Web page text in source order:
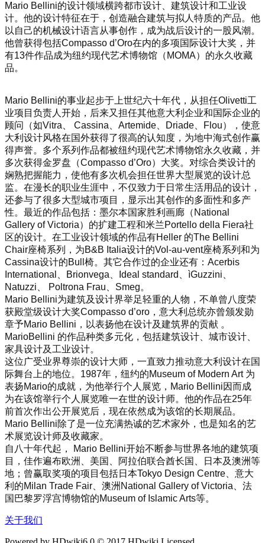
Mario Bellini的设计领域横跨都市设计、建筑设计和工业设
计。他的设计特征在于，创造融合建筑与拟人特质的产品。他
以自己的机械设计语言从事创作，成为战后设计的一股风潮。
他曾获得包括Compasso d’Oro在内的多项国际设计大奖，并
有13件作品成为纽约现代艺术博物馆（MOMA）的永久收藏
品。
Mario Bellini的事业起步于上世纪六十年代，从担任Olivetti工
业项目负责人开始，后来又担任其他意大利企业和国际企业的
顾问（如Vitra、 Cassina、Artemide、Driade、Flou），使意
大利设计风格在国外获得了很高的认知度，为地中海式创作赢
得声誉。多个系列作品都被纽约现代艺术博物馆永久收藏，并
多次获得金罗盘（Compasso d’Oro）大奖。对综合类设计的
娴熟把握能力，使他有多次机会担任世界大型展览的设计总
监。在漫长的职业生涯中，不仅致力于日常生活用品的设计，
还参与了很多大型城市项目，显示出其创作的多面性和多产
性。最近的作品包括：墨尔本国家胜利画廊（National
Gallery of Victoria）的扩建工程和米兰Portello della Fiera社
区的设计。在工业设计领域的作品有Heller 的The Bellini
Chair座椅系列，为B&B Italia设计的Vol-au-vent座椅系列和为
Cassina设计的Bull椅。其它合作过的企业还有：Acerbis
International、Brionvega、Ideal standard、ìGuzzini、
Natuzzi、 Poltrona Frau、Smeg。
Mario Bellini为建筑及设计界举足轻重的人物，不单曾八度荣
获殿堂级设计大奖Compasso d’oro，意大利总统亦曾颁发勋
章予Mario Bellini，以表扬他在设计及建筑界的贡献 。
MarioBellini 的作品种类多元化，包括建筑设计、城市设计、
家具设计及工业设计。
这位广受业界尊崇的设计大师，一直致力推动意大利设计在国
际舞台上的地位。1987年，纽约的Museum of Modern Art 为
表扬Mario的成就，为他举行个人展览，Mario Bellini因而成
为在该馆举行个人展览唯一在世的设计师。他的作品在25年
前首次作出公开展览后，现在依然成为该馆的长期展品。
Mario Bellini除了是一位充满热诚的艺术家外，也是知名的艺
术展览设计师及收藏家。
自八十年代起， Mario Bellini开始不断参与世界各地的建筑项
目，佳作遍布欧洲、美国、阿拉伯联合酋长国、日本及澳洲等
地；曾赢取奖项的项目包括日本Tokyo Design Centre、意大
利的Milan Trade Fair、澳洲National Gallery of Victoria、法
国巴黎罗浮宫博物馆的Museum of Islamic Arts等。
关于我们